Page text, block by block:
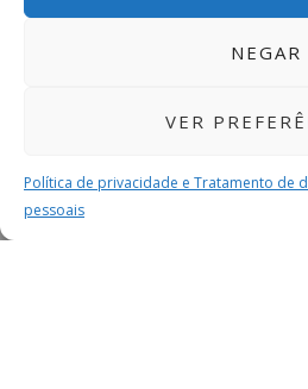
NEGAR
VER
Política de privacidade e Tratamento de
pessoais